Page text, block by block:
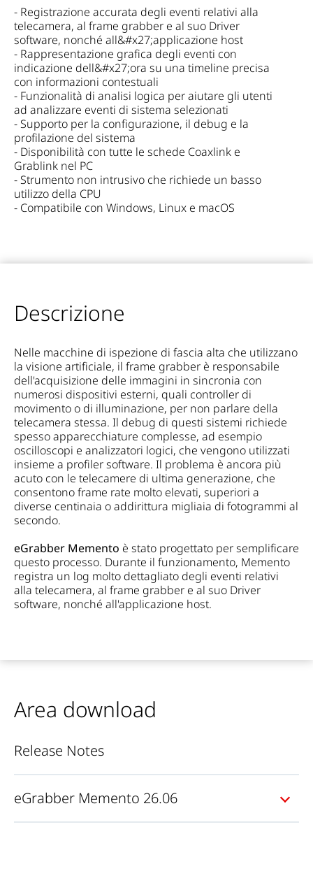
- Registrazione accurata degli eventi relativi alla
telecamera, al frame grabber e al suo Driver
software, nonché all&#x27;applicazione host
- Rappresentazione grafica degli eventi con
indicazione dell&#x27;ora su una timeline precisa
con informazioni contestuali
- Funzionalità di analisi logica per aiutare gli utenti
ad analizzare eventi di sistema selezionati
- Supporto per la configurazione, il debug e la
profilazione del sistema
- Disponibilità con tutte le schede Coaxlink e
Grablink nel PC
- Strumento non intrusivo che richiede un basso
utilizzo della CPU
- Compatibile con Windows, Linux e macOS
Descrizione
Nelle macchine di ispezione di fascia alta che utilizzano
la visione artificiale, il frame grabber è responsabile
dell'acquisizione delle immagini in sincronia con
numerosi dispositivi esterni, quali controller di
movimento o di illuminazione, per non parlare della
telecamera stessa. Il debug di questi sistemi richiede
spesso apparecchiature complesse, ad esempio
oscilloscopi e analizzatori logici, che vengono utilizzati
insieme a profiler software. Il problema è ancora più
acuto con le telecamere di ultima generazione, che
consentono frame rate molto elevati, superiori a
diverse centinaia o addirittura migliaia di fotogrammi al
secondo.
eGrabber Memento è stato progettato per semplificare
questo processo. Durante il funzionamento, Memento
registra un log molto dettagliato degli eventi relativi
alla telecamera, al frame grabber e al suo Driver
software, nonché all'applicazione host.
Area download
Release Notes
eGrabber Memento 26.06